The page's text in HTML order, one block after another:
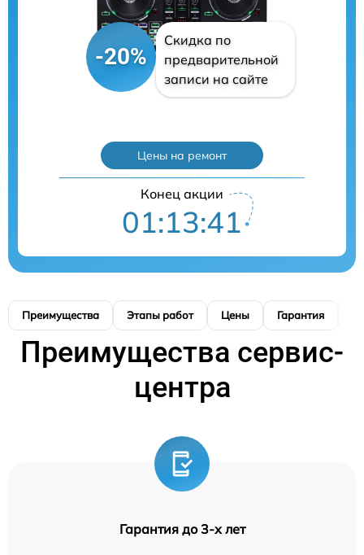
-20%
Скидка по
предварительной
записи на сайте
Цены на ремонт
Конец акции
01:13:40
Преимущества Этапы работ Цены Гарантия
Преимущества сервис-
центра
Гарантия до 3-х лет